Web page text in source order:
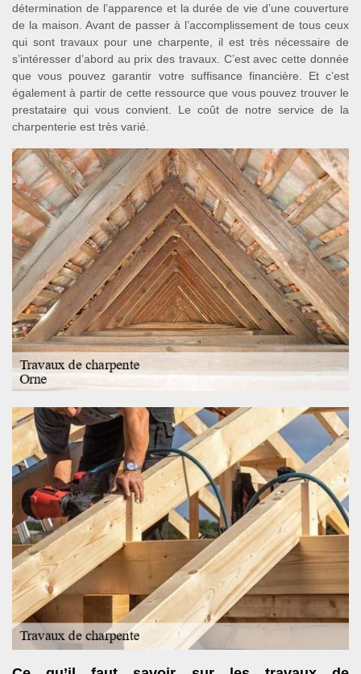
détermination de l’apparence et la durée de vie d’une couverture
de la maison. Avant de passer à l’accomplissement de tous ceux
qui sont travaux pour une charpente, il est très nécessaire de
s’intéresser d’abord au prix des travaux. C’est avec cette donnée
que vous pouvez garantir votre suffisance financière. Et c’est
également à partir de cette ressource que vous pouvez trouver le
prestataire qui vous convient. Le coût de notre service de la
charpenterie est très varié.